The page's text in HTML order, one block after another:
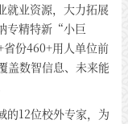
就业资源，大力拓展
专精特新“小巨
份460+用人单位前
盖数智信息、未来能
的12位校外专家，为